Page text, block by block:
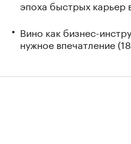
эпоха быстрых карьер
Вино как бизнес-
нужное впечатление